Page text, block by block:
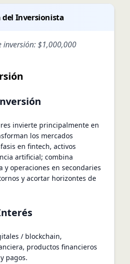
Inversionista
inversión:$1,000,000
invierte principalmente en
los mercados
en fintech, activos
artificial; combina
y operaciones en secondaries
y acortar horizontes de
/ blockchain,
productos financieros
pagos.